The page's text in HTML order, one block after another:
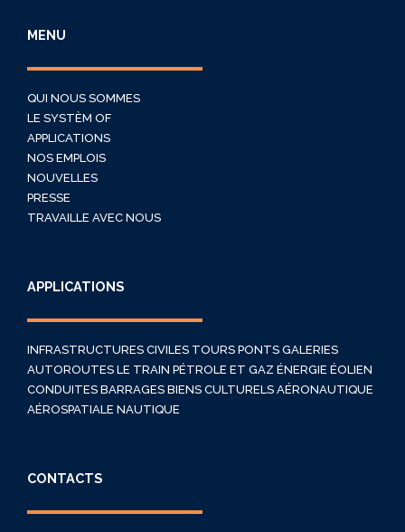
MENU
QUI NOUS SOMMES
LE SYSTÈM OF
APPLICATIONS
NOS EMPLOIS
NOUVELLES
PRESSE
TRAVAILLE AVEC NOUS
APPLICATIONS
INFRASTRUCTURES CIVILES TOURS PONTS GALERIES
AUTOROUTES LE TRAIN PÉTROLE ET GAZ ÉNERGIE ÉOLIEN
CONDUITES BARRAGES BIENS CULTURELS AÉRONAUTIQUE
AÉROSPATIALE NAUTIQUE
CONTACTS